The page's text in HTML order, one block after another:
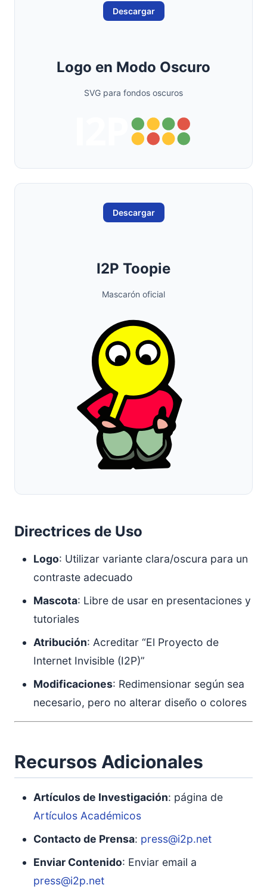
Descargar
Logo en Modo Oscuro
SVG para fondos oscuros
Descargar
I2P Toopie
Mascarón oficial
Directrices de Uso
Logo: Utilizar variante clara/oscura para un
contraste adecuado
Mascota: Libre de usar en presentaciones y
tutoriales
Atribución: Acreditar “El Proyecto de
Internet Invisible (I2P)”
Modificaciones: Redimensionar según sea
necesario, pero no alterar diseño o colores
Recursos Adicionales
Artículos de Investigación: página de
Artículos Académicos
Contacto de Prensa: press@i2p.net
Enviar Contenido: Enviar email a
press@i2p.net